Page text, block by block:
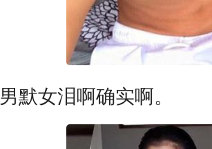
男默女泪啊确实啊。